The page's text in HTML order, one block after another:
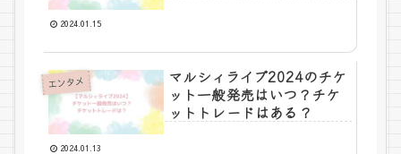
2024.01.15
エンタメ
マルシィライブ2024のチケ
ット一般発売はいつ？チケ
ットトレードはある？
2024.01.13